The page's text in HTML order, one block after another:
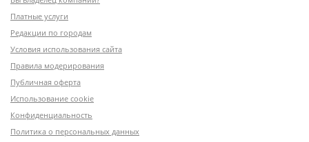
Платные услуги
Редакции по городам
Условия использования сайта
Правила модерирования
Публичная оферта
Использование cookie
Конфиденциальность
Политика о персональных данных